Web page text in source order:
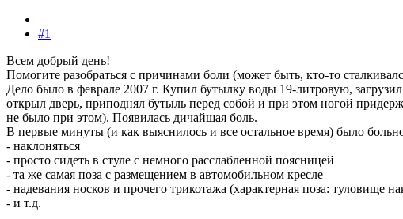
#1
Всем добрый день!
Помогите разобраться с причинами боли (может быть, кто-то
Дело было в феврале 2007 г. Купил бутылку воды 19-литровую,
открыл дверь, приподнял бутыль перед собой и при этом ногой
не было при этом). Появилась дичайшая боль.
В первые минуты (и как выяснилось и все остальное время) было
- наклоняться
- просто сидеть в стуле с немного расслабленной поясницей
- та же самая поза с размещением в автомобильном кресле
- надевания носков и прочего трикотажа (характерная поза: туловище
- и т.д.